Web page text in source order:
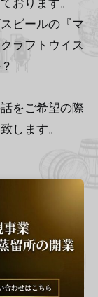
おります。
ビールの『マ
ラフトウイス
をご希望の際
します。